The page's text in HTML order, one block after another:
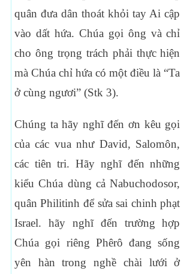
quân đưa dân thoát khỏi tay Ai cập
vào dất hứa. Chúa gọi ông và chỉ
cho ông trọng trách phải thực hiện
mà Chúa chỉ hứa có một điều là “Ta
ở cùng ngươi” (Stk 3).
Chúng ta hãy nghĩ đến ơn kêu gọi
của các vua như David, Salomôn,
các tiên tri. Hãy nghĩ đến những
kiểu Chúa dùng cả Nabuchodosor,
quân Philitinh để sửa sai chinh phạt
Israel. hãy nghĩ đến trường hợp
Chúa gọi riêng Phêrô đang sống
yên hàn trong nghề chài lưới ở